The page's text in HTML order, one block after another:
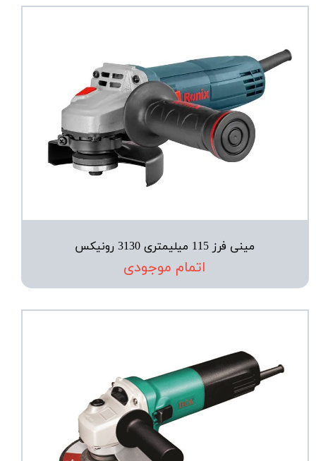
مینی فرز 115 میلیمتری 3130 رونیکس
اتمام موجودی